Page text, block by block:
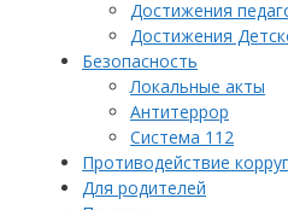
Достижения
Достижения
Безопасность
Локальные акты
Антитеррор
Система 112
Противодействие
Для родителей